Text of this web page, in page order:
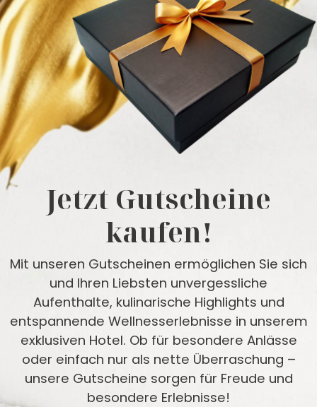
Jetzt Gutscheine
kaufen!
Mit unseren Gutscheinen ermöglichen Sie sich
und Ihren Liebsten unvergessliche
Aufenthalte, kulinarische Highlights und
entspannende Wellnesserlebnisse in unserem
exklusiven Hotel. Ob für besondere Anlässe
oder einfach nur als nette Überraschung –
unsere Gutscheine sorgen für Freude und
besondere Erlebnisse!